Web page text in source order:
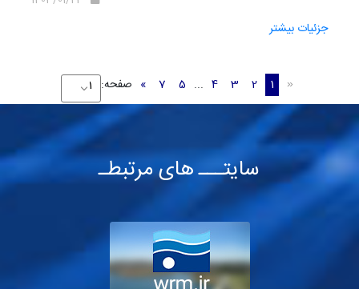
جزئیات بیشتر
«
1
2
3
4
...
5
7
» صفحه:
سایتـــ های مرتبطـ